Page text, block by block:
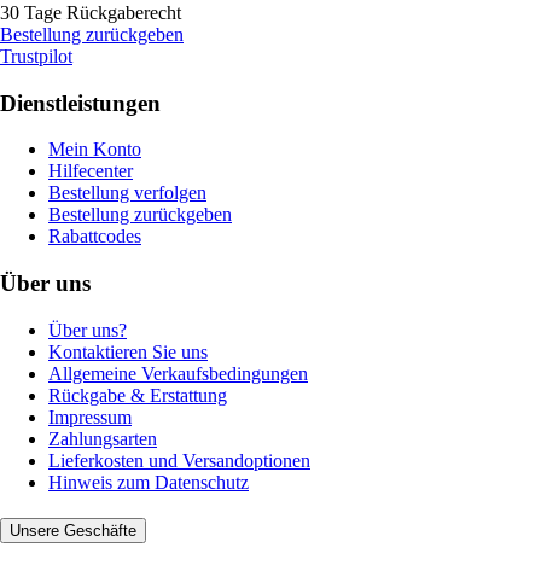
30 Tage Rückgaberecht
Bestellung zurückgeben
Trustpilot
Dienstleistungen
Mein Konto
Hilfecenter
Bestellung verfolgen
Bestellung zurückgeben
Rabattcodes
Über uns
Über uns?
Kontaktieren Sie uns
Allgemeine Verkaufsbedingungen
Rückgabe & Erstattung
Impressum
Zahlungsarten
Lieferkosten und Versandoptionen
Hinweis zum Datenschutz
Unsere Geschäfte